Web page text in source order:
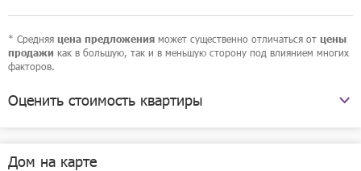
* Средняя цена предложения может существенно отличаться от цены
продажи как в большую, так и в меньшую сторону под влиянием многих
факторов.
Оценить стоимость квартиры
Дом на карте